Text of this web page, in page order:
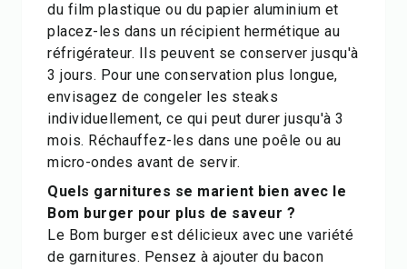
du film plastique ou du papier aluminium et
placez-les dans un récipient hermétique au
réfrigérateur. Ils peuvent se conserver jusqu'à
3 jours. Pour une conservation plus longue,
envisagez de congeler les steaks
individuellement, ce qui peut durer jusqu'à 3
mois. Réchauffez-les dans une poêle ou au
micro-ondes avant de servir.
Quels garnitures se marient bien avec le
Bom burger pour plus de saveur ?
Le Bom burger est délicieux avec une variété
de garnitures. Pensez à ajouter du bacon